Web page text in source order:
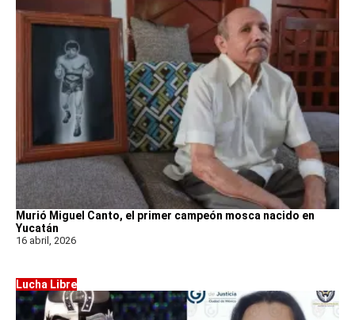
Murió Miguel Canto, el primer campeón mosca nacido en
Yucatán
16 abril, 2026
Lucha Libre